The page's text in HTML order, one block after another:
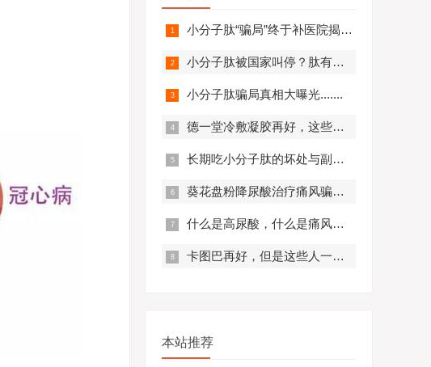
小分子肽“骗局”终于补医院揭开，结果太可怕.........
小分子肽被国家叫停？肽有副作用？必看！
小分子肽骗局真相大曝光.......
德一堂冷敷凝胶再好，这些人一定不要用！还有些人必须..........
长期吃小分子肽的坏处与副作用，肽与蛋白质的区别
葵花盘粉降尿酸治疗痛风骗局？真实曝光，赶紧来看！
什么是高尿酸，什么是痛风？痛风有什么症状？
卡图巴再好，但是这些人一定不要服用！
本站推荐